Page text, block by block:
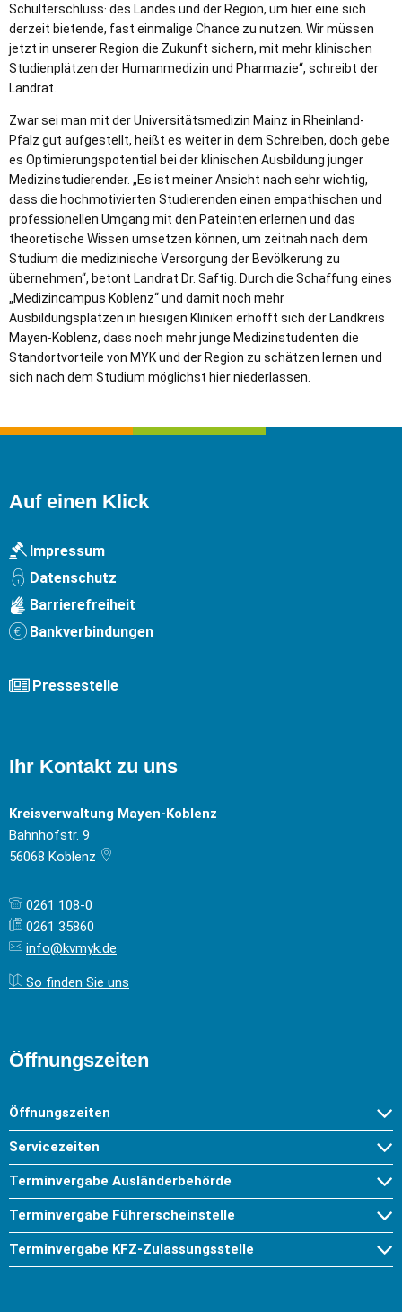
Schulterschluss· des Landes und der Region, um hier eine sich
derzeit bietende, fast einmalige Chance zu nutzen. Wir müssen
jetzt in unserer Region die Zukunft sichern, mit mehr klinischen
Studienplätzen der Humanmedizin und Pharmazie“, schreibt der
Landrat.
Zwar sei man mit der Universitätsmedizin Mainz in Rheinland-
Pfalz gut aufgestellt, heißt es weiter in dem Schreiben, doch gebe
es Optimierungspotential bei der klinischen Ausbildung junger
Medizinstudierender. „Es ist meiner Ansicht nach sehr wichtig,
dass die hochmotivierten Studierenden einen empathischen und
professionellen Umgang mit den Pateinten erlernen und das
theoretische Wissen umsetzen können, um zeitnah nach dem
Studium die medizinische Versorgung der Bevölkerung zu
übernehmen“, betont Landrat Dr. Saftig. Durch die Schaffung eines
„Medizincampus Koblenz“ und damit noch mehr
Ausbildungsplätzen in hiesigen Kliniken erhofft sich der Landkreis
Mayen-Koblenz, dass noch mehr junge Medizinstudenten die
Standortvorteile von MYK und der Region zu schätzen lernen und
sich nach dem Studium möglichst hier niederlassen.
Auf einen Klick
Impressum
Datenschutz
Barrierefreiheit
Bankverbindungen
Pressestelle
Ihr Kontakt zu uns
Kreisverwaltung Mayen-Koblenz
Bahnhofstr. 9
56068 Koblenz
0261 108-0
0261 35860
info@kvmyk.de
So finden Sie uns
Öffnungszeiten
Öffnungszeiten
Servicezeiten
Terminvergabe Ausländerbehörde
Terminvergabe Führerscheinstelle
Terminvergabe KFZ-Zulassungsstelle